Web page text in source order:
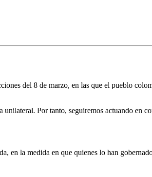
del 8 de marzo, en las que el pueblo
Por tanto, seguiremos actuando en
en la medida en que quienes lo han